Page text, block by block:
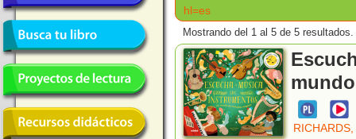
hl=es
Mostrando del 1 al 5 de 5 resultados.